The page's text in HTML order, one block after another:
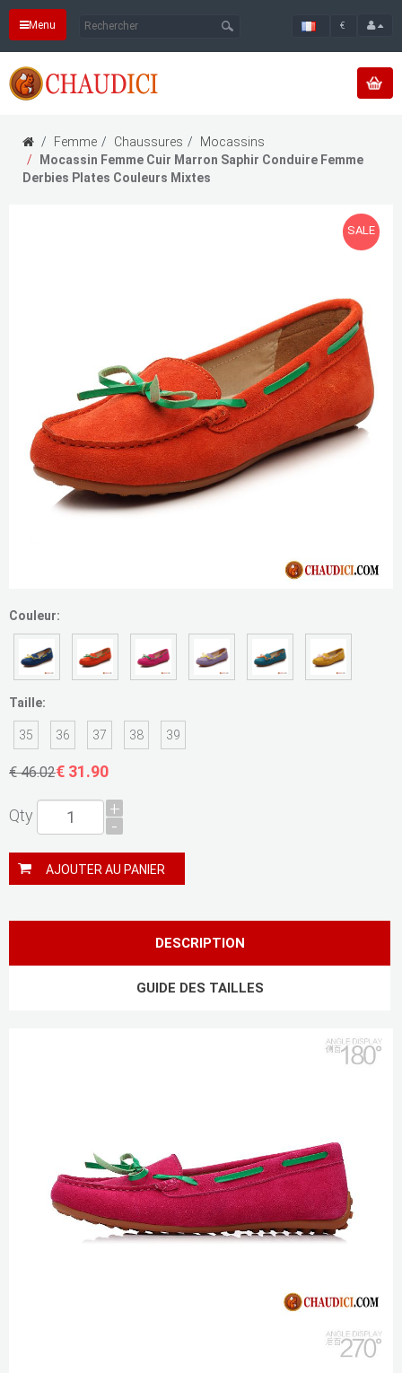
Menu €
Femme Chaussures
Mocassins
Mocassin Femme Cuir Marron Saphir Conduire Femme
Derbies Plates Couleurs Mixtes
SALE
Couleur:
Taille:
35 36 37 38 39
€ 46.02€ 31.90
Qty +
-
AJOUTER AU PANIER
DESCRIPTION
GUIDE DES TAILLES